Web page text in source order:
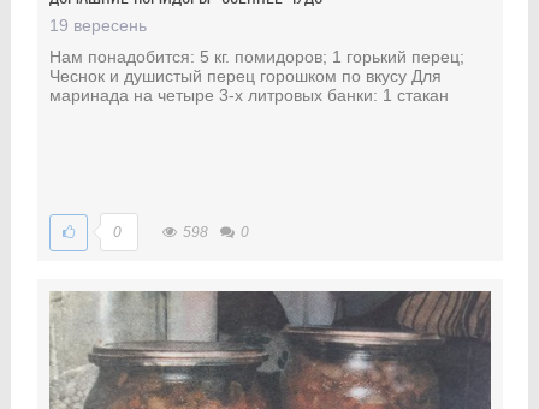
19 вересень
Нам понадобится: 5 кг. помидоров; 1 горький перец;
Чеснок и душистый перец горошком по вкусу Для
маринада на четыре 3-х литровых банки: 1 стакан
0 598 0